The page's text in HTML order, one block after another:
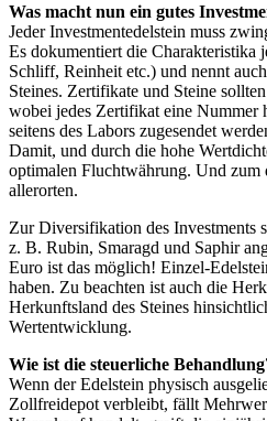
Was macht nun ein gutes
Jeder Investmentedelstein muss
Es dokumentiert die Charakteristika
Schliff, Reinheit etc.) und nennt
Steines. Zertifikate und Steine
wobei jedes Zertifikat eine Nummer
seitens des Labors zugesendet
Damit, und durch die hohe
optimalen Fluchtwährung. Und zum
allerorten.
Zur Diversifikation des Investments
z. B. Rubin, Smaragd und Saphir
Euro ist das möglich! Einzel-
haben. Zu beachten ist auch die
Herkunftsland des Steines
Wertentwicklung.
Wie ist die steuerliche
Wenn der Edelstein physisch
Zollfreidepot verbleibt, fällt